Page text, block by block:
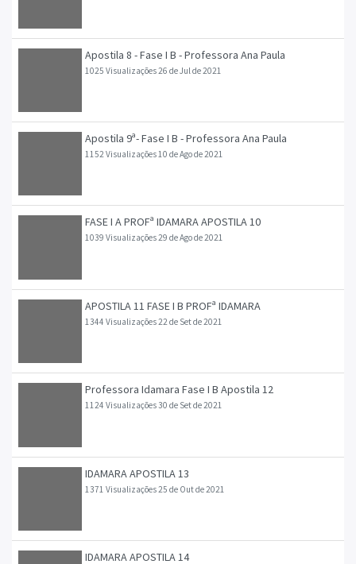
Apostila 8 - Fase I B - Professora Ana Paula
1025 Visualizações26 de Jul de 2021
Apostila 9ª- Fase I B - Professora Ana Paula
1152 Visualizações10 de Ago de 2021
FASE I A PROFª IDAMARA APOSTILA 10
1039 Visualizações29 de Ago de 2021
APOSTILA 11 FASE I B PROFª IDAMARA
1344 Visualizações22 de Set de 2021
Professora Idamara Fase I B Apostila 12
1124 Visualizações30 de Set de 2021
IDAMARA APOSTILA 13
1371 Visualizações25 de Out de 2021
IDAMARA APOSTILA 14